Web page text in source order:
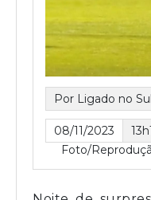
Por Ligado no Sul
08/11/2023
Foto/